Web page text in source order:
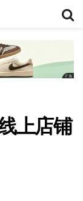
上店铺